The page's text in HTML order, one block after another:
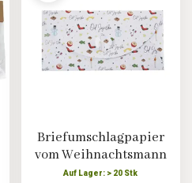
Briefumschlagpapier
vom Weihnachtsmann
Auf Lager: > 20 Stk